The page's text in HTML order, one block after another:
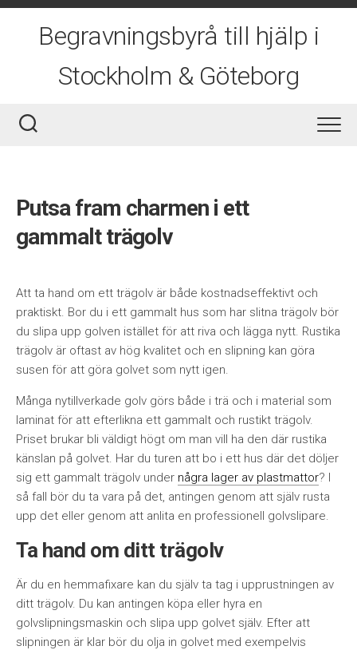
Skip
contentBegravningsbyrå till hjälp i
Stockholm & Göteborg
Putsa fram charmen i ett
gammalt trägolv
Att ta hand om ett trägolv är både kostnadseffektivt och
praktiskt. Bor du i ett gammalt hus som har slitna trägolv bör
du slipa upp golven istället för att riva och lägga nytt. Rustika
trägolv är oftast av hög kvalitet och en slipning kan göra
susen för att göra golvet som nytt igen.
Många nytillverkade golv görs både i trä och i material som
laminat för att efterlikna ett gammalt och rustikt trägolv.
Priset brukar bli väldigt högt om man vill ha den där rustika
känslan på golvet. Har du turen att bo i ett hus där det döljer
sig ett gammalt trägolv under några lager av plastmattor? I
så fall bör du ta vara på det, antingen genom att själv rusta
upp det eller genom att anlita en professionell golvslipare.
Ta hand om ditt trägolv
Är du en hemmafixare kan du själv ta tag i upprustningen av
ditt trägolv. Du kan antingen köpa eller hyra en
golvslipningsmaskin och slipa upp golvet själv. Efter att
slipningen är klar bör du olja in golvet med exempelvis